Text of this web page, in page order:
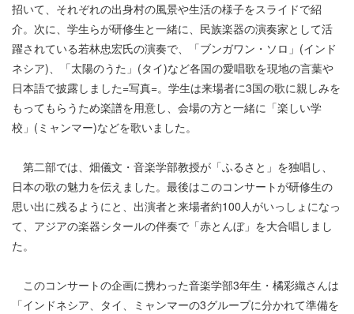
招いて、それぞれの出身村の風景や生活の様子をスライドで紹
介。次に、学生らが研修生と一緒に、民族楽器の演奏家として活
躍されている若林忠宏氏の演奏で、「ブンガワン・ソロ」(インド
ネシア)、「太陽のうた」(タイ)など各国の愛唱歌を現地の言葉や
日本語で披露しました=写真=。学生は来場者に3国の歌に親しみを
もってもらうため楽譜を用意し、会場の方と一緒に「楽しい学
校」(ミャンマー)などを歌いました。
第二部では、畑儀文・音楽学部教授が「ふるさと」を独唱し、
日本の歌の魅力を伝えました。最後はこのコンサートが研修生の
思い出に残るようにと、出演者と来場者約100人がいっしょになっ
て、アジアの楽器シタールの伴奏で「赤とんぼ」を大合唱しまし
た。
このコンサートの企画に携わった音楽学部3年生・橘彩織さんは
「インドネシア、タイ、ミャンマーの3グループに分かれて準備を